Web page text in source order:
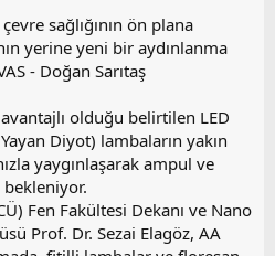
sağlığının ön plana
yerine yeni bir aydınlanma
- Doğan Sarıtaş
olduğu belirtilen LED
Diyot) lambaların yakın
yaygınlaşarak ampul ve
bekleniyor.
Fen Fakültesi Dekanı ve Nano
Prof. Dr. Sezai Elagöz, AA